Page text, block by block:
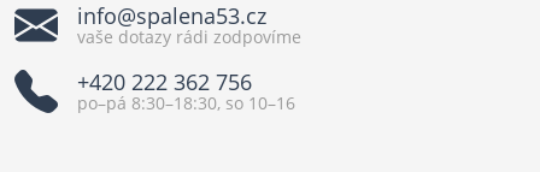
info@spalena53.cz
vaše dotazy rádi zodpovíme
+420 222 362 756
po–pá 8:30–18:30, so 10–16